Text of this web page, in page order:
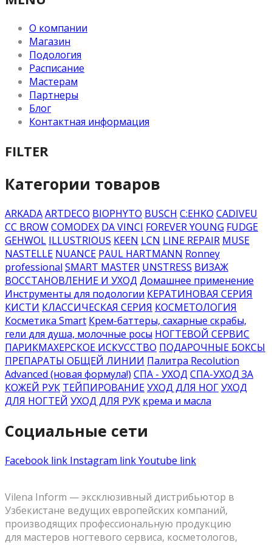
О компании
Магазин
Подология
Расписание
Мастерам
Партнеры
Блог
Контактная информация
FILTER
Категории товаров
ARKADAARTDECO BIOPHYTO BUSCH C:EHKO CADIVEU
CC BROWCOMODEX DA VINCI FOREVER YOUNG FUDGE
GEHWOL ILLUSTRIOUS KEEN LCN LINE REPAIR MUSE
NASTELLE NUANCE PAUL HARTMANN Ronney
professional SMART MASTER UNSTRESS ВИЗАЖ
ВОССТАНОВЛЕНИЕ И УХОД Домашнее применение
Инструменты для подологии КЕРАТИНОВАЯ СЕРИЯ
КИСТИ КЛАССИЧЕСКАЯ СЕРИЯ КОСМЕТОЛОГИЯ
Косметика Smart Крем-баттеры, сахарные скрабы,
гели для душа, молочные росы НОГТЕВОЙ СЕРВИС
ПАРИКМАХЕРСКОЕ ИСКУССТВО ПОДАРОЧНЫЕ БОКСЫ
ПРЕПАРАТЫ ОБЩЕЙ ЛИНИИ Палитра Recolution
Advanced (новая формула!) СПА - УХОД СПА-УХОД ЗА
КОЖЕЙ РУК ТЕЙПИРОВАНИЕУХОД ДЛЯ НОГУХОД
ДЛЯ НОГТЕЙ УХОД ДЛЯ РУК крема и масла
Социальные сети
Facebook link Instagram linkYoutube link
Vilena Inform — эксклюзивный дистрибьютор в
Узбекистане ведущих европейских компаний,
производящих профессиональную продукцию
для мастеров ногтевого сервиса, косметологов,